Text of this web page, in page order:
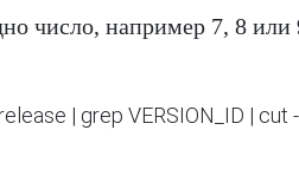
число, например 7, 8 или
| grep VERSION_ID | cut -